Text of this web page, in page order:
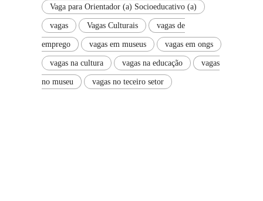
Vaga para Orientador (a) Socioeducativo (a)
vagas Vagas Culturais vagas de
emprego vagas em museus vagas em ongs
vagas na cultura vagas na educação vagas
no museu vagas no teceiro setor